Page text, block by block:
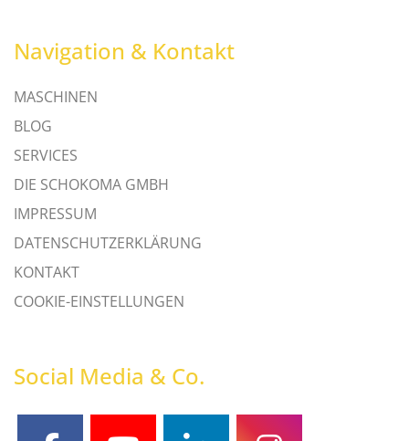
Navigation & Kontakt
MASCHINEN
BLOG
SERVICES
DIE SCHOKOMA GMBH
IMPRESSUM
DATENSCHUTZERKLÄRUNG
KONTAKT
COOKIE-EINSTELLUNGEN
Social Media & Co.